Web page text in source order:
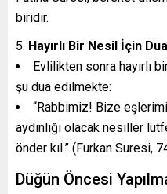
biridir.
Hayırlı Bir Nesil İçin Dua
Evlilikten sonra hayırlı
şu dua edilmekte:
“Rabbimiz! Bize
aydınlığı olacak nesiller
önder kıl.” (Furkan Suresi,
Düğün Öncesi